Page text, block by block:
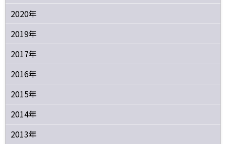
2020年
2019年
2017年
2016年
2015年
2014年
2013年